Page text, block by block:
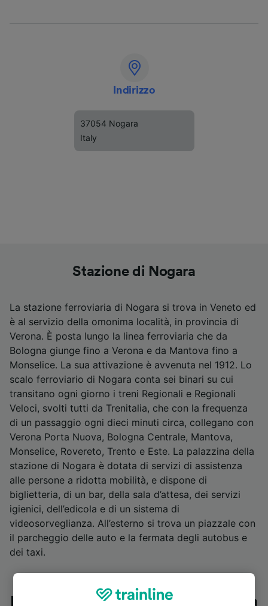
Indirizzo
37054 Nogara
Italy
Stazione di Nogara
La stazione ferroviaria di Nogara si trova in Veneto ed
è al servizio della omonima località, in provincia di
Verona. È posta lungo la linea ferroviaria che da
Bologna giunge fino a Verona e da Mantova fino a
Monselice. La sua attivazione è avvenuta nel 1912. Lo
scalo ferroviario di Nogara conta sei binari su cui
transitano ogni giorno i treni Regionali e Regionali
Veloci, svolti tutti da Trenitalia, che con la frequenza
di un passaggio ogni dieci minuti circa, collegano con
Verona Porta Nuova, Bologna Centrale, Mantova,
Monselice, Rovereto, Trento e Este. La palazzina della
stazione di Nogara è dotata di servizi di assistenza
alle persone a ridotta mobilità, e dispone di
biglietteria, di un bar, della sala d’attesa, dei servizi
igienici, dell’edicola e di un sistema di
videosorveglianza. All’esterno si trova un piazzale con
il parcheggio delle auto e la fermata degli autobus e
dei taxi.
Principali luoghi d'interesse vicino alla